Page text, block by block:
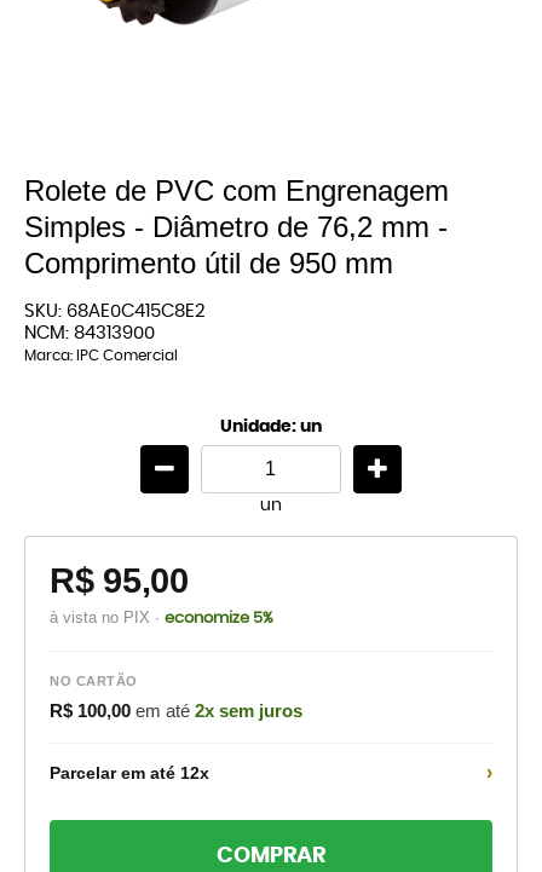
Rolete de PVC com Engrenagem
Simples - Diâmetro de 76,2 mm -
Comprimento útil de 950 mm
SKU: 68AE0C415C8E2
NCM: 84313900
Marca: IPC Comercial
Unidade: un
un
R$ 95,00
à vista no PIX · economize 5%
NO CARTÃO
R$ 100,00 em até 2x sem juros
Parcelar em até 12x ›
COMPRAR